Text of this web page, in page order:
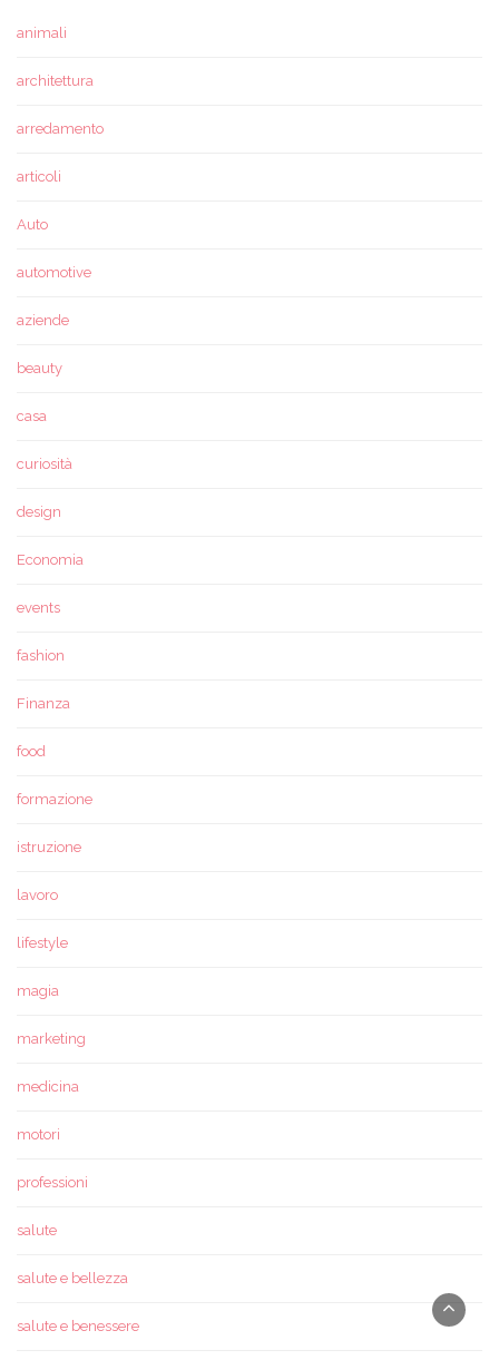
animali
architettura
arredamento
articoli
Auto
automotive
aziende
beauty
casa
curiosità
design
Economia
events
fashion
Finanza
food
formazione
istruzione
lavoro
lifestyle
magia
marketing
medicina
motori
professioni
salute
salute e bellezza
salute e benessere